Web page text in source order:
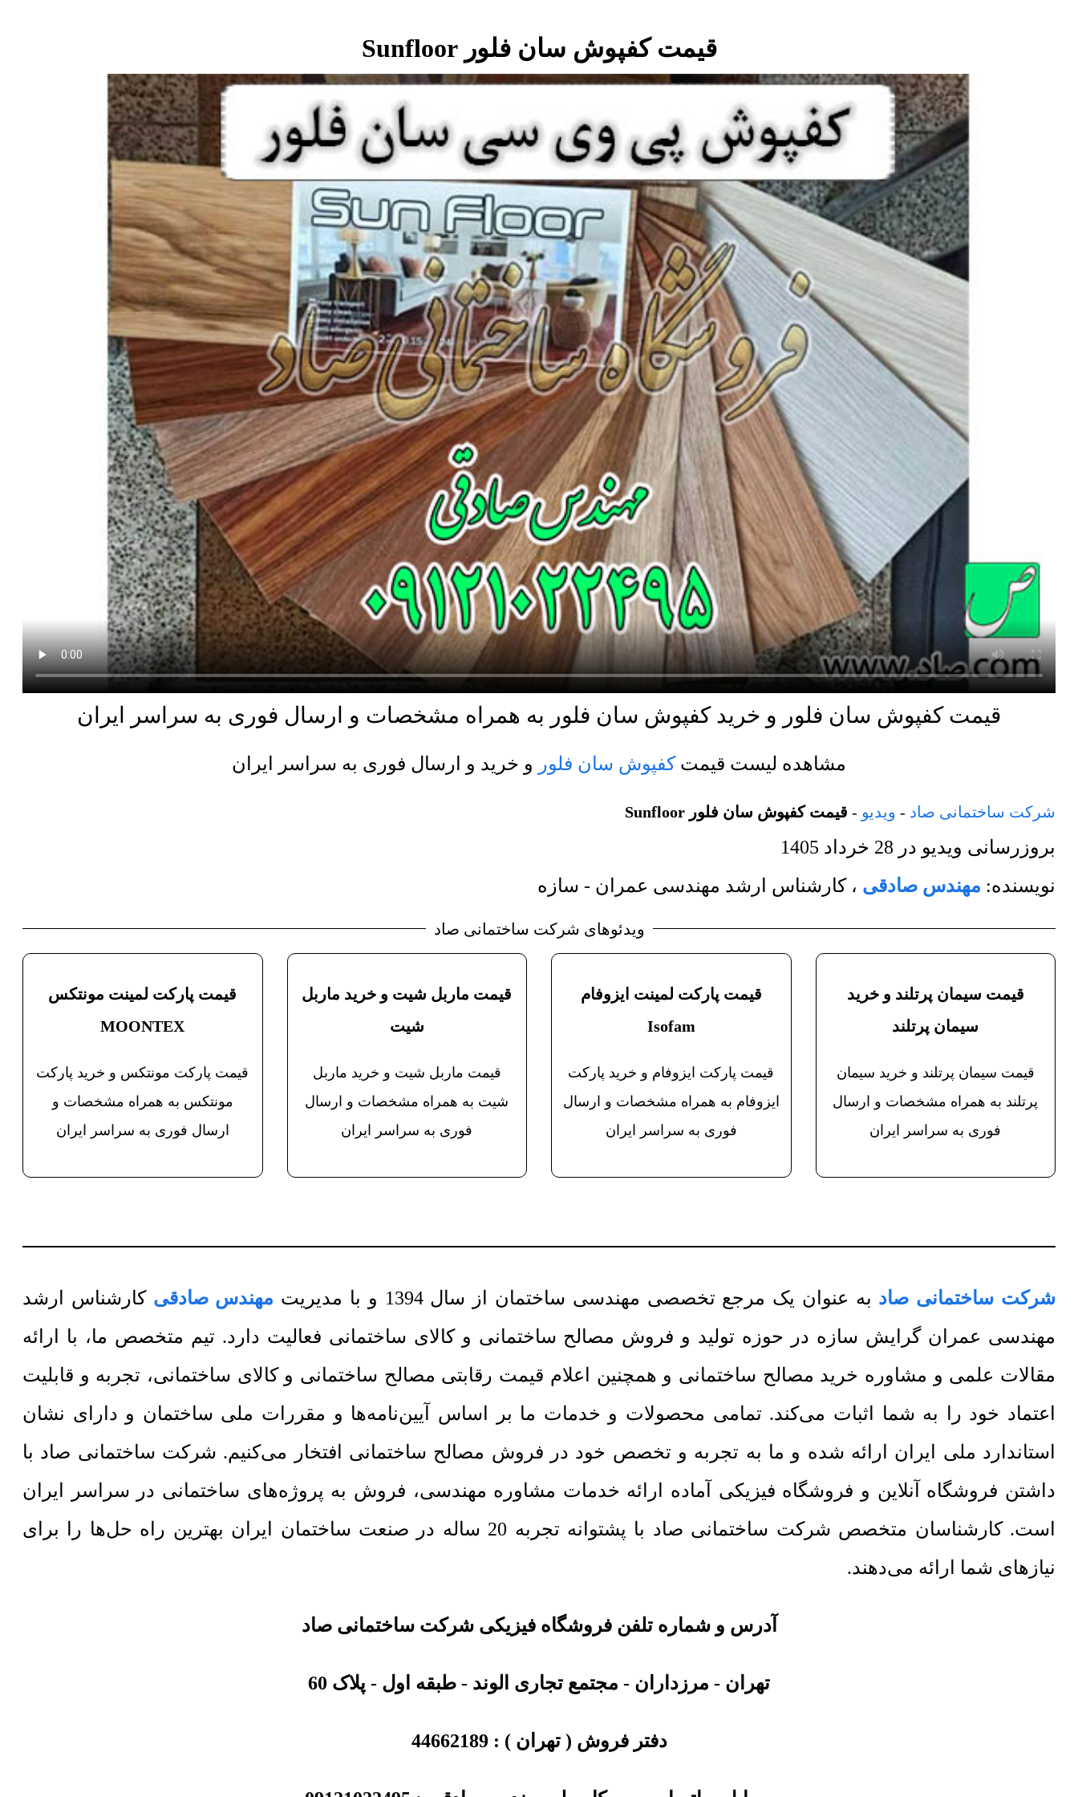
قیمت کفپوش سان فلور Sunfloor
قیمت کفپوش سان فلور و خرید کفپوش سان فلور به همراه مشخصات و ارسال فوری به سراسر ایران
مشاهده لیست قیمتکفپوش سان فلور و خرید و ارسال فوری به سراسر ایران
شرکت ساختمانی صاد - ویدیو - قیمت کفپوش سان فلور Sunfloor
بروزرسانی ویدیو در 28 خرداد 1405
نویسنده: مهندس صادقی ،کارشناس ارشد مهندسی عمران - سازه
ویدئوهای شرکت ساختمانی صاد
قیمت سیمان پرتلند و خرید
سیمان پرتلند
قیمت سیمان پرتلند و خرید سیمان
پرتلند به همراه مشخصات و ارسال
فوری به سراسر ایران
قیمت پارکت لمینت ایزوفام
Isofam
قیمت پارکت ایزوفام و خرید پارکت
ایزوفام به همراه مشخصات و ارسال
فوری به سراسر ایران
قیمت ماربل شیت و خرید ماربل
شیت
قیمت ماربل شیت و خرید ماربل
شیت به همراه مشخصات و ارسال
فوری به سراسر ایران
قیمت پارکت لمینت مونتکس
MOONTEX
قیمت پارکت مونتکس و خرید پارکت
مونتکس به همراه مشخصات و
ارسال فوری به سراسر ایران
شرکت ساختمانی صاد به عنوان یک مرجع تخصصی مهندسی ساختمان از سال 1394 و با مدیریت مهندس صادقی کارشناس ارشد
مهندسی عمران گرایش سازه در حوزه تولید و فروش مصالح ساختمانی و کالای ساختمانی فعالیت دارد. تیم متخصص ما، با ارائه
مقالات علمی و مشاوره خرید مصالح ساختمانی و همچنین اعلام قیمت رقابتی مصالح ساختمانی و کالای ساختمانی، تجربه و قابلیت
اعتماد خود را به شما اثبات می‌کند. تمامی محصولات و خدمات ما بر اساس آیین‌نامه‌ها و مقررات ملی ساختمان و دارای نشان
استاندارد ملی ایران ارائه شده و ما به تجربه و تخصص خود در فروش مصالح ساختمانی افتخار می‌کنیم. شرکت ساختمانی صاد با
داشتن فروشگاه آنلاین و فروشگاه فیزیکی آماده ارائه خدمات مشاوره مهندسی، فروش به پروژه‌های ساختمانی در سراسر ایران
است. کارشناسان متخصص شرکت ساختمانی صاد با پشتوانه تجربه 20 ساله در صنعت ساختمان ایران بهترین راه حل‌ها را برای
نیازهای شما ارائه می‌دهند.
آدرس و شماره تلفن فروشگاه فیزیکی شرکت ساختمانی صاد
تهران - مرزداران - مجتمع تجاری الوند - طبقه اول - پلاک 60
دفتر فروش ( تهران ) :44662189